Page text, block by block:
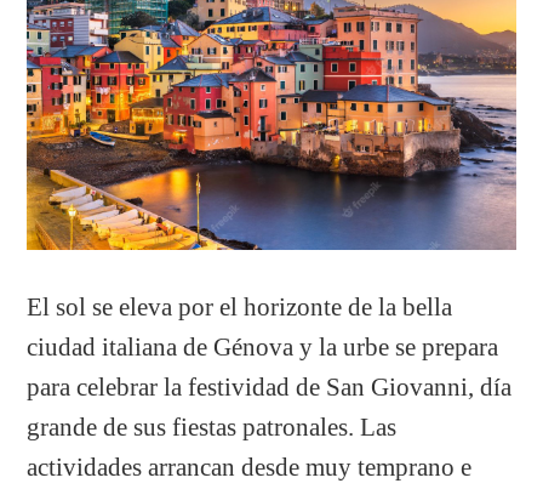
El sol se eleva por el horizonte de la bella
ciudad italiana de Génova y la urbe se prepara
para celebrar la festividad de San Giovanni, día
grande de sus fiestas patronales. Las
actividades arrancan desde muy temprano e